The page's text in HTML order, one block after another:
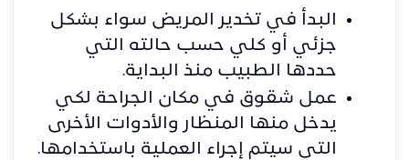
البدأ في تخدير المريض سواء بشكل
جزئي أو كلي حسب حالته التي
حددها الطبيب منذ البداية.
عمل شقوق في مكان الجراحة لكي
يدخل منها المنظار والأدوات الأخرى
التي سيتم إجراء العملية باستخدامها.